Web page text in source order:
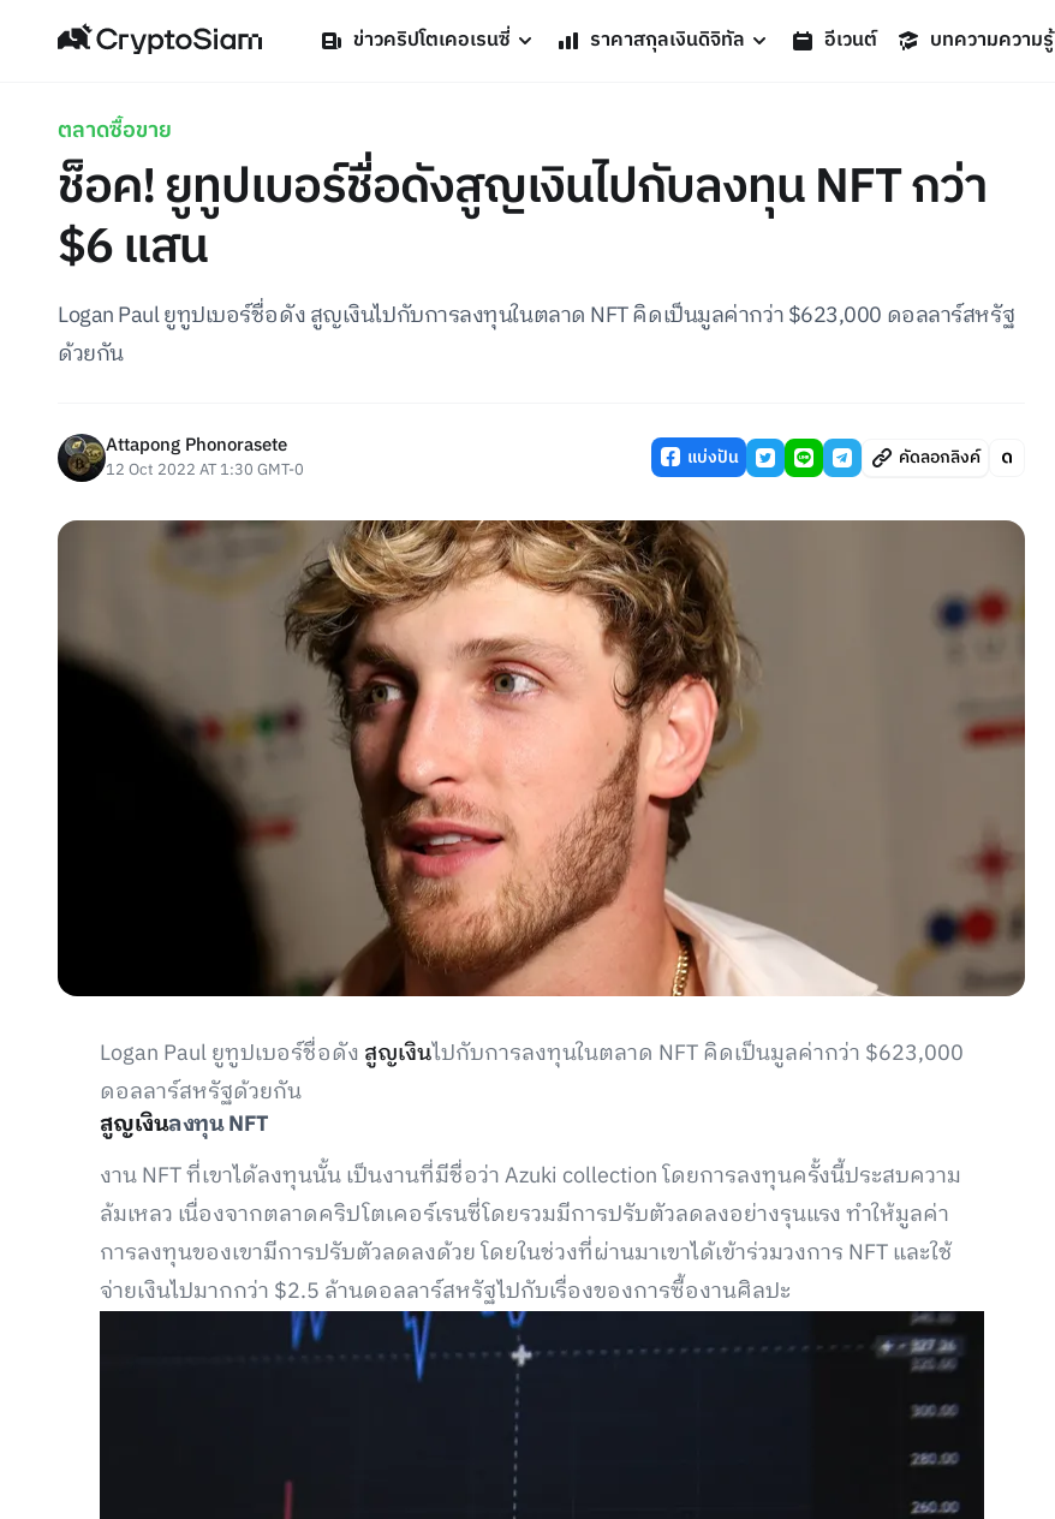
ข่าวคริปโตเคอเรนซี่ ราคาสกุลเงินดิจิทัล อีเวนต์ บทความความรู้
ตลาดซื้อขาย
ช็อค! ยูทูปเบอร์ชื่อดังสูญเงินไปกับลงทุน NFT กว่า
$6 แสน
Logan Paul ยูทูปเบอร์ชื่อดัง สูญเงินไปกับการลงทุนในตลาด NFT คิดเป็นมูลค่ากว่า $623,000 ดอลลาร์สหรัฐ
ด้วยกัน
Attapong Phonorasete
12 Oct 2022 AT 1:30 GMT-0 แบ่งปัน คัดลอกลิงค์
Logan Paul ยูทูปเบอร์ชื่อดัง สูญเงินไปกับการลงทุนในตลาด NFT คิดเป็นมูลค่ากว่า $623,000
ดอลลาร์สหรัฐด้วยกัน
สูญเงินลงทุน NFT
งาน NFT ที่เขาได้ลงทุนนั้น เป็นงานที่มีชื่อว่า Azuki collection โดยการลงทุนครั้งนี้ประสบความ
ล้มเหลว เนื่องจากตลาดคริปโตเคอร์เรนซี่โดยรวมมีการปรับตัวลดลงอย่างรุนแรง ทำให้มูลค่า
การลงทุนของเขามีการปรับตัวลดลงด้วย โดยในช่วงที่ผ่านมาเขาได้เข้าร่วมวงการ NFT และใช้
จ่ายเงินไปมากกว่า $2.5 ล้านดอลลาร์สหรัฐไปกับเรื่องของการซื้องานศิลปะ